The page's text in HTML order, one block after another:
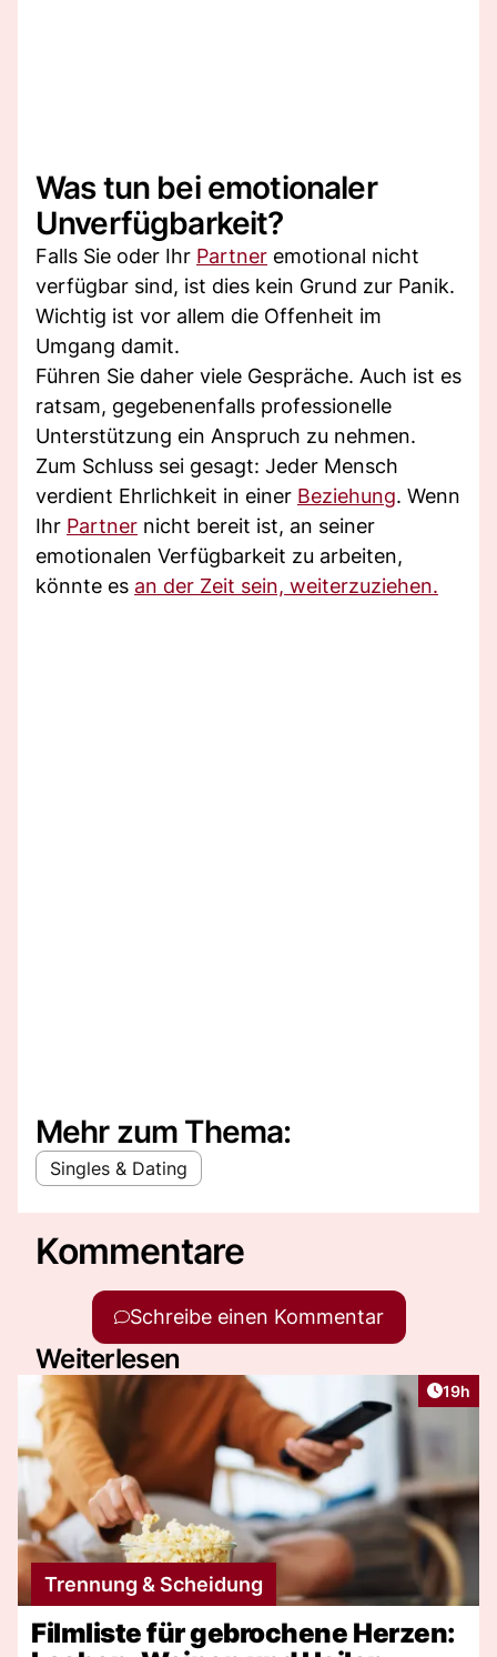
Was tun bei emotionaler
Unverfügbarkeit?
Falls Sie oder Ihr Partner emotional nicht
verfügbar sind, ist dies kein Grund zur Panik.
Wichtig ist vor allem die Offenheit im
Umgang damit.
Führen Sie daher viele Gespräche. Auch ist es
ratsam, gegebenenfalls professionelle
Unterstützung ein Anspruch zu nehmen.
Zum Schluss sei gesagt: Jeder Mensch
verdient Ehrlichkeit in einer Beziehung. Wenn
Ihr Partner nicht bereit ist, an seiner
emotionalen Verfügbarkeit zu arbeiten,
könnte es an der Zeit sein, weiterzuziehen.
Mehr zum Thema:
Singles & Dating
Kommentare
Schreibe einen Kommentar
Weiterlesen
Artikel
19h
Trennung & Scheidung
Filmliste für gebrochene Herzen: